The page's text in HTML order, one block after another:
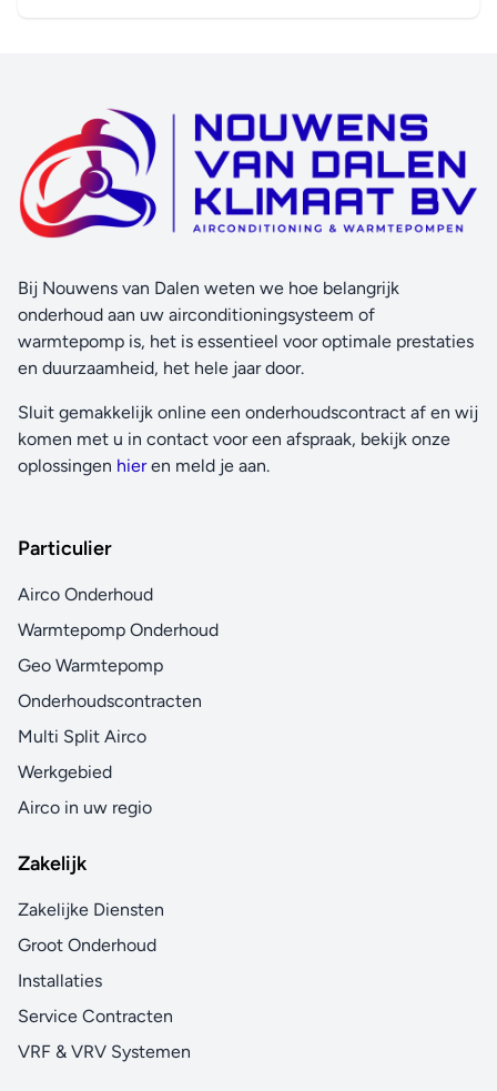
Bij Nouwens van Dalen weten we hoe belangrijk
onderhoud aan uw airconditioningsysteem of
warmtepomp is, het is essentieel voor optimale prestaties
en duurzaamheid, het hele jaar door.
Sluit gemakkelijk online een onderhoudscontract af en wij
komen met u in contact voor een afspraak, bekijk onze
oplossingen hieren meld je aan.
Particulier
Airco Onderhoud
Warmtepomp Onderhoud
Geo Warmtepomp
Onderhoudscontracten
Multi Split Airco
Werkgebied
Airco in uw regio
Zakelijk
Zakelijke Diensten
Groot Onderhoud
Installaties
Service Contracten
VRF & VRV Systemen